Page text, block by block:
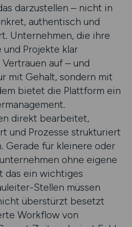
darzustellen – nicht in
authentisch und
Unternehmen, die ihre
Projekte klar
auf – und
mit Gehalt, sondern mit
bietet die Plattform ein
direkt bearbeitet,
und Prozesse strukturiert
Gerade für kleinere oder
ohne eigene
das ein wichtiges
Stellen müssen
überstürzt besetzt
Workflow von